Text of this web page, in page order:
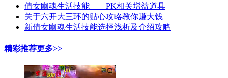
倩女幽魂生活技能——PK相关增益道具
关于六开大三环的贴心攻略教你赚大钱
新倩女幽魂生活技能选择浅析及介绍攻略
精彩推荐更多>>